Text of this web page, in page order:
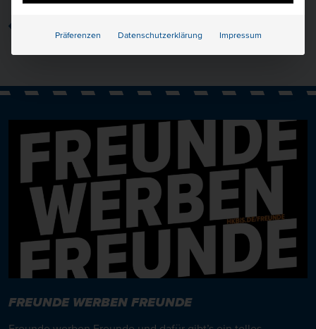
Präferenzen Datenschutzerklärung Impressum
FREUNDE WERBEN FREUNDE